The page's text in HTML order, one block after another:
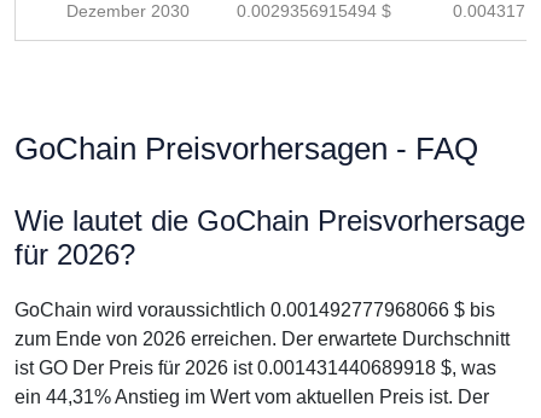
Dezember 2030 0.0029356915494 $
GoChain Preisvorhersagen - FAQ
Wie lautet die GoChain Preisvorhersage
für 2026?
GoChain wird voraussichtlich 0.001492777968066 $ bis
zum Ende von 2026 erreichen. Der erwartete Durchschnitt
ist GO Der Preis für 2026 ist 0.001431440689918 $, was
ein 44,31% Anstieg im Wert vom aktuellen Preis ist. Der